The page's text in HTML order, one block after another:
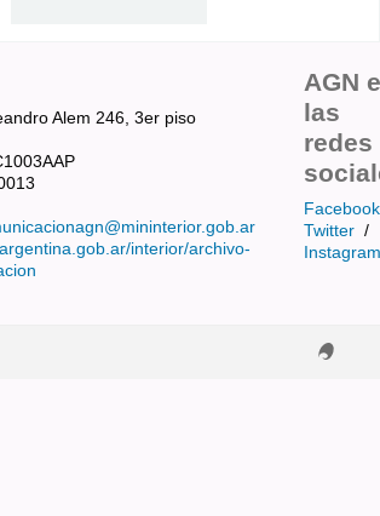
Alem 246, 3er piso
interior/archivo-
AGN
las
redes
Facebook
Twitter /
Instagram